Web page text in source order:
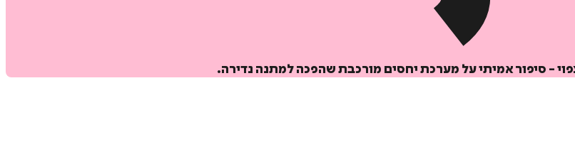
- סיפור אמיתי על מערכת יחסים מורכבת שהפכה למתנה נדירה.